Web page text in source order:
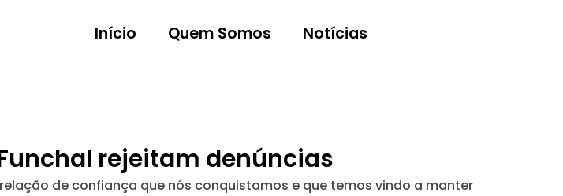
Início Quem Somos Notícias
rejeitam denúncias
de confiança que nós conquistamos e que temos vindo a manter